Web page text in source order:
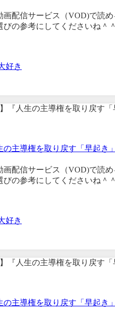
画配信サービス（VOD)で読
の参考にしてくださいね
好き
の主導権を取り戻す「早起き
画配信サービス（VOD)で読
びの参考にしてくださいね
好き
の主導権を取り戻す「早起き